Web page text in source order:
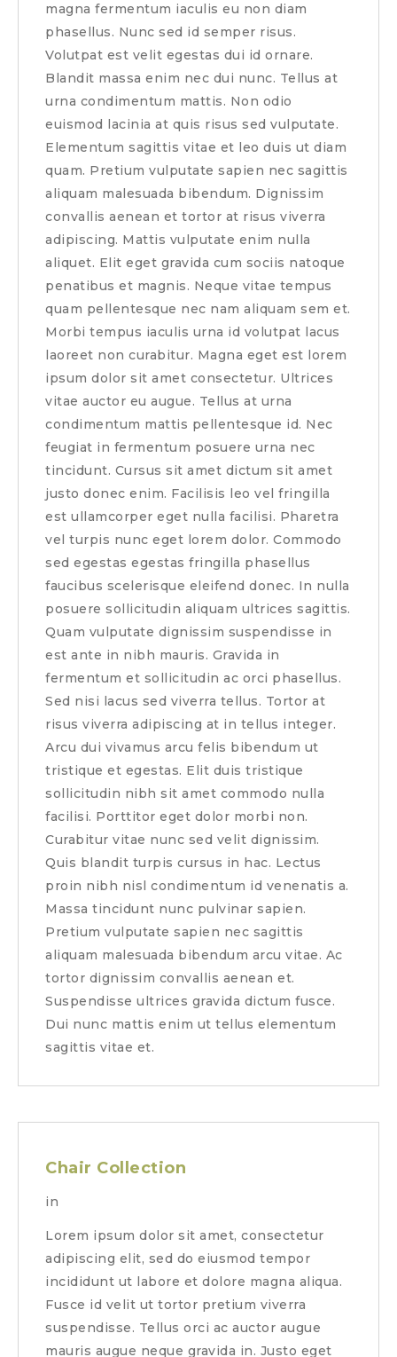
magna fermentum iaculis eu non diam
phasellus. Nunc sed id semper risus.
Volutpat est velit egestas dui id ornare.
Blandit massa enim nec dui nunc. Tellus at
urna condimentum mattis. Non odio
euismod lacinia at quis risus sed vulputate.
Elementum sagittis vitae et leo duis ut diam
quam. Pretium vulputate sapien nec sagittis
aliquam malesuada bibendum. Dignissim
convallis aenean et tortor at risus viverra
adipiscing. Mattis vulputate enim nulla
aliquet. Elit eget gravida cum sociis natoque
penatibus et magnis. Neque vitae tempus
quam pellentesque nec nam aliquam sem et.
Morbi tempus iaculis urna id volutpat lacus
laoreet non curabitur. Magna eget est lorem
ipsum dolor sit amet consectetur. Ultrices
vitae auctor eu augue. Tellus at urna
condimentum mattis pellentesque id. Nec
feugiat in fermentum posuere urna nec
tincidunt. Cursus sit amet dictum sit amet
justo donec enim. Facilisis leo vel fringilla
est ullamcorper eget nulla facilisi. Pharetra
vel turpis nunc eget lorem dolor. Commodo
sed egestas egestas fringilla phasellus
faucibus scelerisque eleifend donec. In nulla
posuere sollicitudin aliquam ultrices sagittis.
Quam vulputate dignissim suspendisse in
est ante in nibh mauris. Gravida in
fermentum et sollicitudin ac orci phasellus.
Sed nisi lacus sed viverra tellus. Tortor at
risus viverra adipiscing at in tellus integer.
Arcu dui vivamus arcu felis bibendum ut
tristique et egestas. Elit duis tristique
sollicitudin nibh sit amet commodo nulla
facilisi. Porttitor eget dolor morbi non.
Curabitur vitae nunc sed velit dignissim.
Quis blandit turpis cursus in hac. Lectus
proin nibh nisl condimentum id venenatis a.
Massa tincidunt nunc pulvinar sapien.
Pretium vulputate sapien nec sagittis
aliquam malesuada bibendum arcu vitae. Ac
tortor dignissim convallis aenean et.
Suspendisse ultrices gravida dictum fusce.
Dui nunc mattis enim ut tellus elementum
sagittis vitae et.
Chair Collection
in
Lorem ipsum dolor sit amet, consectetur
adipiscing elit, sed do eiusmod tempor
incididunt ut labore et dolore magna aliqua.
Fusce id velit ut tortor pretium viverra
suspendisse. Tellus orci ac auctor augue
mauris augue neque gravida in. Justo eget